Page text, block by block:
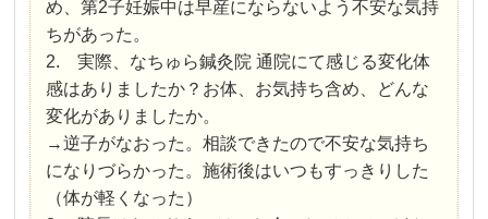
め、第2子妊娠中は早産にならないよう不安な気持
ちがあった。
2. 実際、なちゅら鍼灸院 通院にて感じる変化体
感はありましたか？お体、お気持ち含め、どんな
変化がありましたか。
→逆子がなおった。相談できたので不安な気持ち
になりづらかった。施術後はいつもすっきりした
（体が軽くなった）